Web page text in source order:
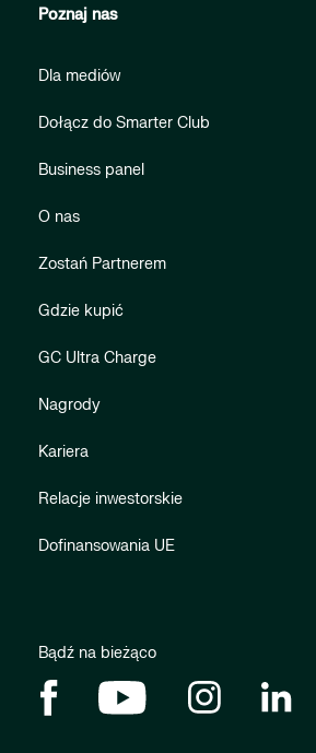
Poznaj nas
Dla mediów
Dołącz do Smarter Club
Business panel
O nas
Zostań Partnerem
Gdzie kupić
GC Ultra Charge
Nagrody
Kariera
Relacje inwestorskie
Dofinansowania UE
Bądź na bieżąco